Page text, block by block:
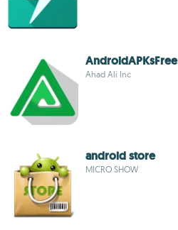
AndroidAPKsFree
Ahad Ali Inc
android store
MICRO SHOW